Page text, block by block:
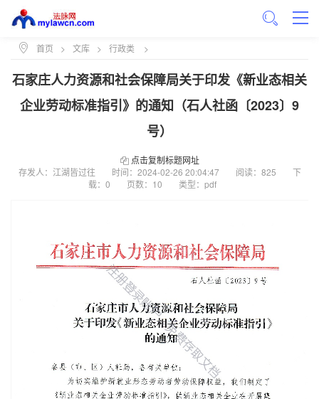
首页 > 文库 > 行政类 >
石家庄人力资源和社会保障局关于印发《新业态相关
企业劳动标准指引》的通知（石人社函〔2023〕9
号）
点击复制标题网址
存发人：江湖皆过往
时间： 2024-02-26 20:04:47 阅读：825
下
载：0
页数：10 类型：pdf